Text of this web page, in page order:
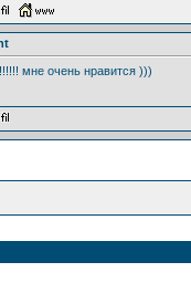
мне очень нравится )))